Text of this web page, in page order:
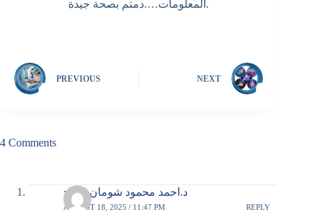
المعلومات….دمتم بصحة جيدة.
PREVIOUS NEXT
4 Comments
د.احمد محمود شومان جراح
AUGUST 18, 2025 / 11:47 PM REPLY